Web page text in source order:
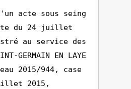
acte sous seing
du 24 juillet
au service des
GERMAIN EN LAYE
2015/944, case
2015,